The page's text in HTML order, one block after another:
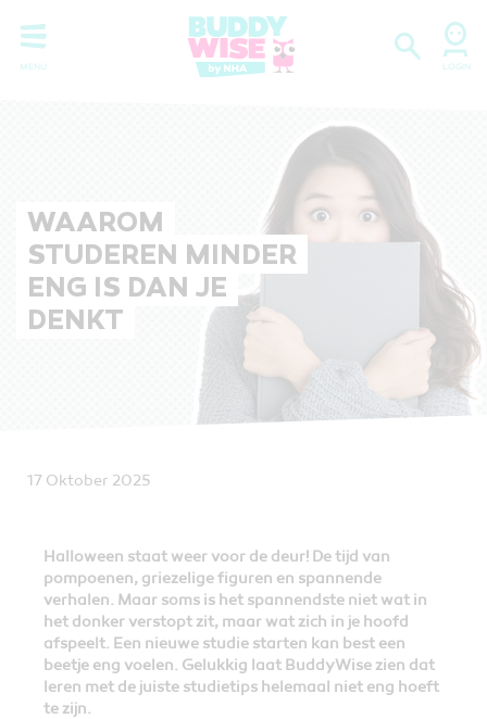
WAAROM
STUDEREN MINDER
ENG IS DAN JE
DENKT
17 Oktober 2025
Halloween staat weer voor de deur! De tijd van
pompoenen, griezelige figuren en spannende
verhalen. Maar soms is het spannendste niet wat in
het donker verstopt zit, maar wat zich in je hoofd
afspeelt. Een nieuwe studie starten kan best een
beetje eng voelen. Gelukkig laat BuddyWise zien dat
leren met de juiste studietips helemaal niet eng hoeft
te zijn.